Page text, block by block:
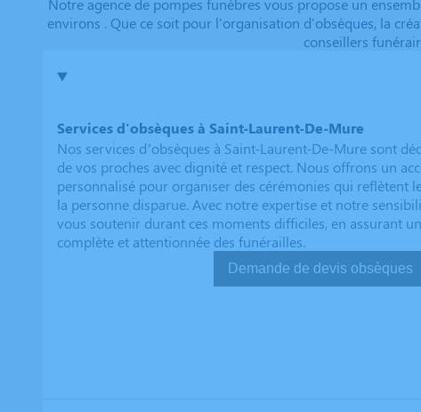
Notre agence de pompes funèbres vous propose un
environs . Que ce soit pour l'organisation d'obsèques, la
conseillers
Services d'obsèques à Saint-Laurent-De-Mure
Nos services d’obsèques à Saint-Laurent-De-Mure sont
de vos proches avec dignité et respect. Nous offrons un
personnalisé pour organiser des cérémonies qui reflètent
la personne disparue. Avec notre expertise et notre
vous soutenir durant ces moments difficiles, en assurant
complète et attentionnée des funérailles.
Demande de devis obsèques